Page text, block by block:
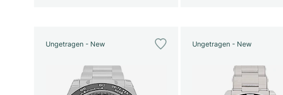
Ungetragen - New Ungetragen - New